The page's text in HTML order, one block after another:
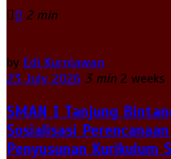
0 2 min
by Edi Kurniawan
23 July 2026 3 min 2 weeks
SMAN 1 Tanjung
Sosialisasi
Penyusunan Kurikulum